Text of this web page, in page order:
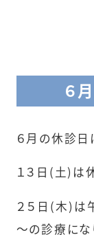
６
６月の休診日
１３日(土)は
２５日(木)は
～の診療にな